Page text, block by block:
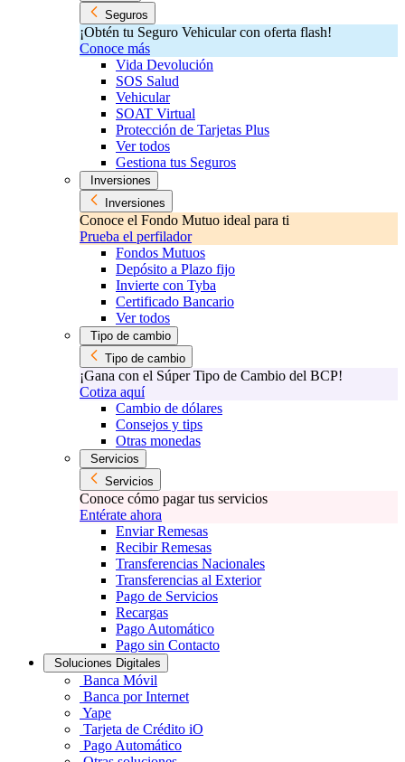
Seguros
¡Obtén tu Seguro Vehicular con oferta flash!
Conoce más
Vida Devolución
SOS Salud
Vehicular
SOAT Virtual
Protección de Tarjetas Plus
Ver todos
Gestiona tus Seguros
Inversiones
Inversiones
Conoce el Fondo Mutuo ideal para ti
Prueba el perfilador
Fondos Mutuos
Depósito a Plazo fijo
Invierte con Tyba
Certificado Bancario
Ver todos
Tipo de cambio
Tipo de cambio
¡Gana con el Súper Tipo de Cambio del BCP!
Cotiza aquí
Cambio de dólares
Consejos y tips
Otras monedas
Servicios
Servicios
Conoce cómo pagar tus servicios
Entérate ahora
Enviar Remesas
Recibir Remesas
Transferencias Nacionales
Transferencias al Exterior
Pago de Servicios
Recargas
Pago Automático
Pago sin Contacto
Soluciones Digitales
Banca Móvil
Banca por Internet
Yape
Tarjeta de Crédito iO
Pago Automático